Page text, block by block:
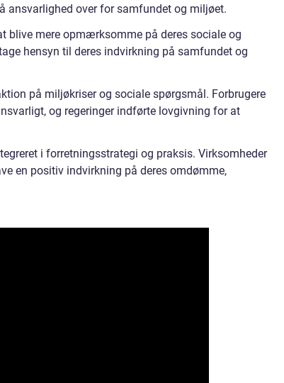
ansvarlighed over for samfundet og miljøet.
blive mere opmærksomme på deres sociale og
hensyn til deres indvirkning på samfundet og
på miljøkriser og sociale spørgsmål. Forbrugere
og regeringer indførte lovgivning for at
i forretningsstrategi og praksis. Virksomheder
en positiv indvirkning på deres omdømme,